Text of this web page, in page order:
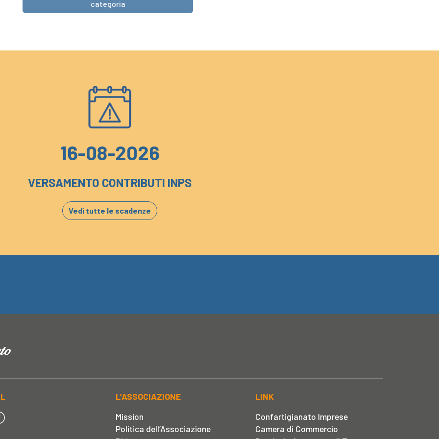
categoria
16-08-2026
VERSAMENTO CONTRIBUTI INPS
Vedi tutte le scadenze
L’ASSOCIAZIONE
Mission
Politica dell’Associazione
LINK
Confartigianato Imprese
Camera di Commercio